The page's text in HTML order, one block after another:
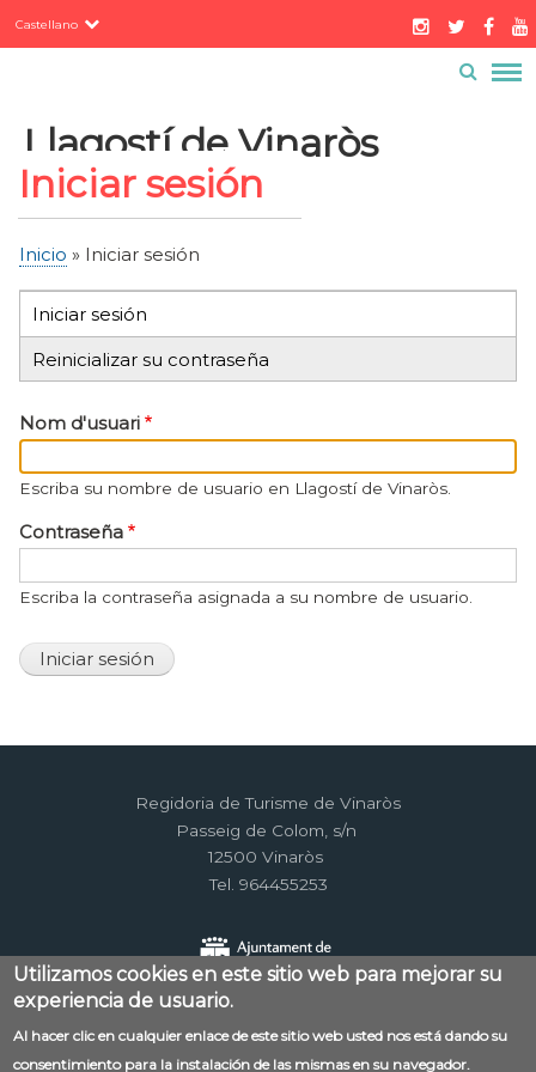
al
Castellano
superior
Llagostí de Vinaròs
Iniciar sesión
enlaces
de
ayuda
la
Inicio Iniciar sesión
Solapas
principales
Iniciar sesión
Reinicializar su contraseña
Nom d'usuari
Escriba su nombre de usuario en Llagostí de Vinaròs.
Contraseña
Escriba la contraseña asignada a su nombre de usuario.
Regidoria de Turisme de Vinaròs
Passeig de Colom, s/n
12500 Vinaròs
Tel. 964455253
Utilizamos cookies en este sitio web para mejorar su
experiencia de usuario.
Al hacer clic en cualquier enlace de este sitio web usted nos está dando su
consentimiento para la instalación de las mismas en su navegador.